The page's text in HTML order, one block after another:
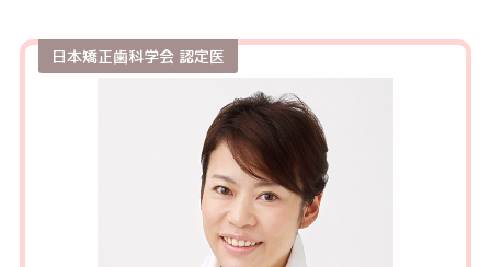
日本矯正歯科学会 認定医